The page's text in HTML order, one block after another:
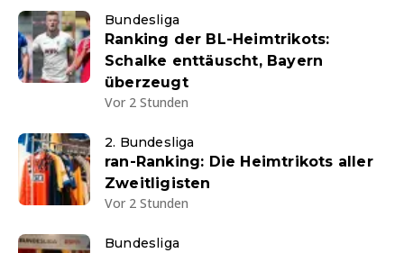
Bundesliga
Ranking der BL-Heimtrikots:
Schalke enttäuscht, Bayern
überzeugt
Vor 2 Stunden
2. Bundesliga
ran-Ranking: Die Heimtrikots aller
Zweitligisten
Vor 2 Stunden
Bundesliga